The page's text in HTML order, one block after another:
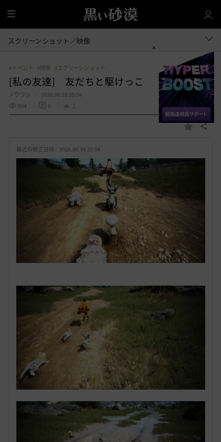
全
体
スクリーンショット／映像
#イベント #映像 #スクリーンショット
[私の友達] 友だちと駆けっこ
ノウワン
2026.06.16 20:04
904
0 1
お 共有する
最近の修正日時 : 2026.06.16 20:04